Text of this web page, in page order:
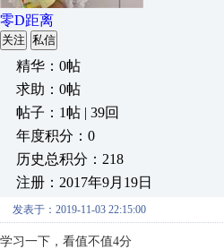
零D距离
关注 私信
精华：0帖
求助：0帖
帖子：1帖 | 39回
年度积分：0
历史总积分：218
注册：2017年9月19日
发表于：2019-11-03 22:15:00
学习一下，看值不值4分